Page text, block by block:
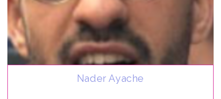
Nader Ayache